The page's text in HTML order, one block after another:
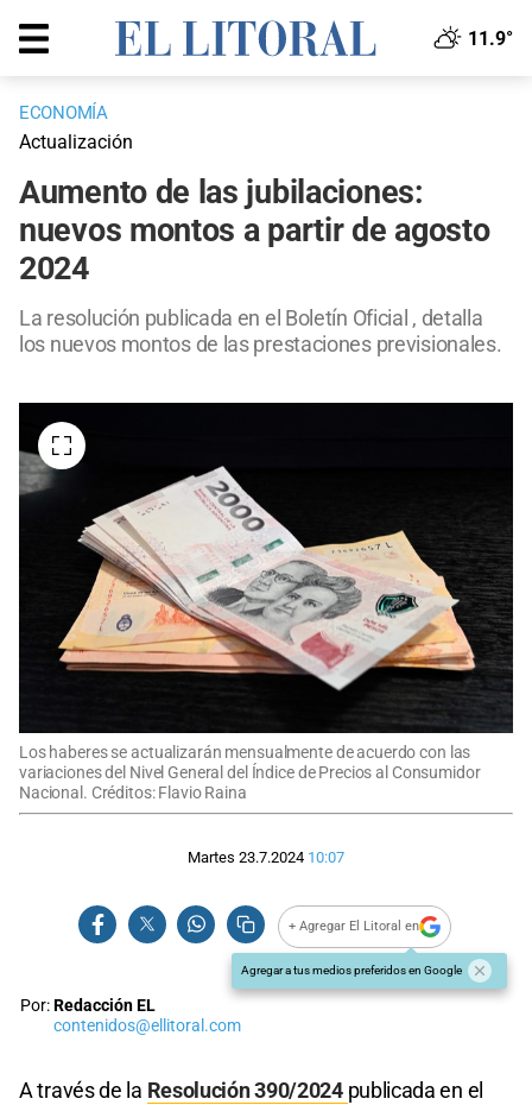
11.9°
ECONOMÍA
Actualización
Aumento de las jubilaciones:
nuevos montos a partir de agosto
2024
La resolución publicada en el Boletín Oficial , detalla
los nuevos montos de las prestaciones previsionales.
Los haberes se actualizarán mensualmente de acuerdo con las
variaciones del Nivel General del Índice de Precios al Consumidor
Nacional. Créditos: Flavio Raina
Martes 23.7.2024 10:07
+ Agregar El Litoral en
Agregar a tus medios preferidos en Google
Por:Redacción EL
contenidos@ellitoral.com
A través de la Resolución 390/2024 publicada en el